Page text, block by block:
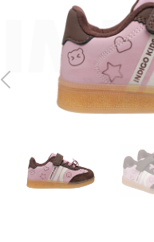
Сандалии для мальчиков
Сандалии для девочек
МЕМБРАНА
Мембрана для мальчиков
Мембрана для девочек